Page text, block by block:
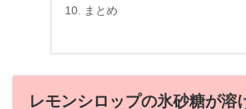
まとめ
レモンシロップの氷砂糖が溶